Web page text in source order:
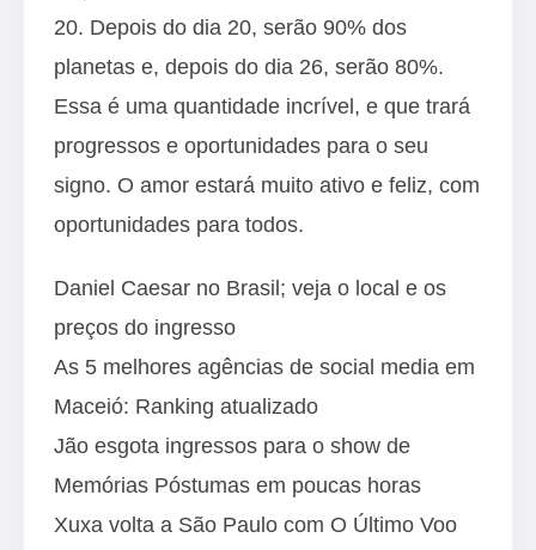
20. Depois do dia 20, serão 90% dos
planetas e, depois do dia 26, serão 80%.
Essa é uma quantidade incrível, e que trará
progressos e oportunidades para o seu
signo. O amor estará muito ativo e feliz, com
oportunidades para todos.
Daniel Caesar no Brasil; veja o local e os
preços do ingresso
As 5 melhores agências de social media em
Maceió: Ranking atualizado
Jão esgota ingressos para o show de
Memórias Póstumas em poucas horas
Xuxa volta a São Paulo com O Último Voo